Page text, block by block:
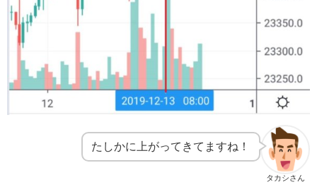
タカシさん
たしかに上がってきてますね！